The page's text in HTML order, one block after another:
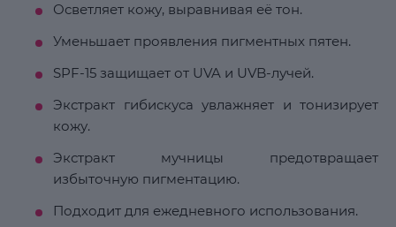
Осветляет кожу, выравнивая её тон.
Уменьшает проявления пигментных пятен.
SPF-15 защищает от UVA и UVB-лучей.
Экстракт гибискуса увлажняет и тонизирует
кожу.
Экстракт мучницы предотвращает
избыточную пигментацию.
Подходит для ежедневного использования.